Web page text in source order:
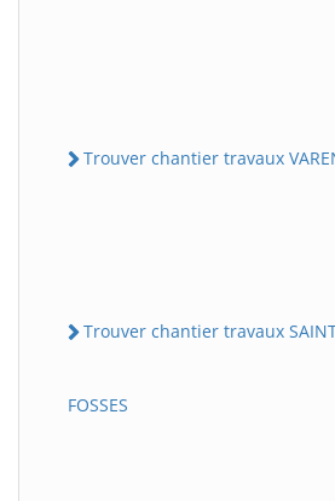
Trouver chantier travaux
Trouver chantier travaux
FOSSES